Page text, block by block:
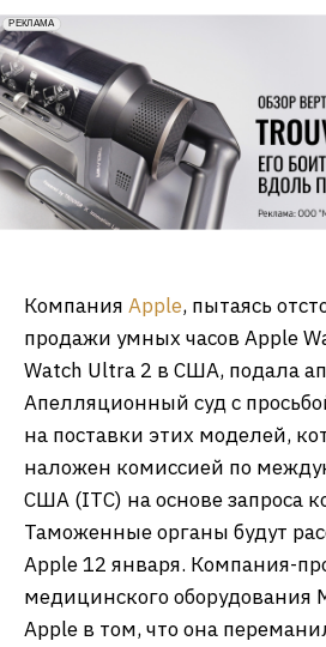
erid: 2VfnxxmNzs5
РЕКЛАМА
Компания Apple, пытаясь
продажи умных часов Apple
Watch Ultra 2 в США, подала
Апелляционный суд с
на поставки этих моделей,
наложен комиссией по
США (ITC) на основе запроса
Таможенные органы будут
Apple 12 января. Компания-
медицинского оборудования
Apple в том, что она